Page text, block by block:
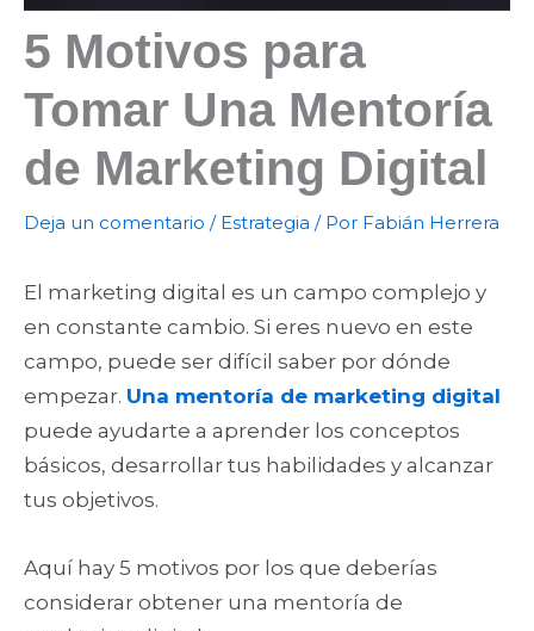
5 Motivos para
Tomar Una Mentoría
de Marketing Digital
Deja un comentario / Estrategia / Por Fabián Herrera
El marketing digital es un campo complejo y
en constante cambio. Si eres nuevo en este
campo, puede ser difícil saber por dónde
empezar. Una mentoría de marketing digital
puede ayudarte a aprender los conceptos
básicos, desarrollar tus habilidades y alcanzar
tus objetivos.
Aquí hay 5 motivos por los que deberías
considerar obtener una mentoría de